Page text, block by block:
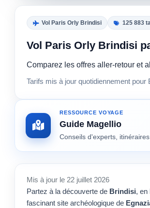
Vol Paris Orly Brindisi 125 883
Vol Paris Orly Brindisi
Comparez les offres aller-retour et
Tarifs mis à jour quotidiennement
RESSOURCE VOYAGE
Guide Magellio
Conseils d'experts,
Mis à jour le 22 juillet 2026
Partez à la découverte de Brindisi, en
fascinant site archéologique de